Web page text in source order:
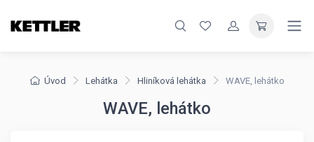
Úvod Lehátka Hliníková lehátka WAVE, lehátko
WAVE, lehátko